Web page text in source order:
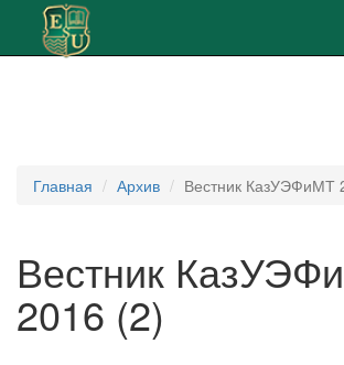
Главная Архив Вестник КазУЭФиМТ
Вестник
2016 (2)